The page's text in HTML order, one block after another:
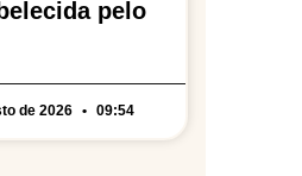
pelo
de 2026 09:54